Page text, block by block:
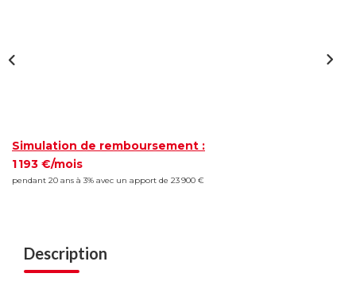
Simulation de remboursement :
1 193 €/mois
pendant 20 ans à 3% avec un apport de 23 900 €
Description